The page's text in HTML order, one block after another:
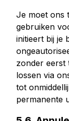
Je moet ons
gebruiken
initieert bij je
zonder eerst
lossen via
tot
permanente